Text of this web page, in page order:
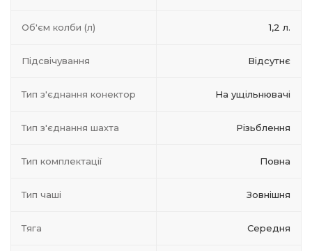
Об'єм колби (л) 1,2 л.
Підсвічування Відсутнє
Тип з'єднання конектор На ущільнювачі
Тип з'єднання шахта Різьблення
Тип комплектації Повна
Тип чаші Зовнішня
Тяга Середня